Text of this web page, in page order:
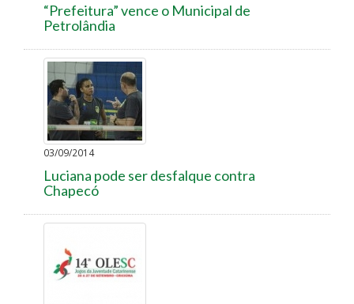
“Prefeitura” vence o Municipal de
Petrolândia
03/09/2014
Luciana pode ser desfalque contra
Chapecó